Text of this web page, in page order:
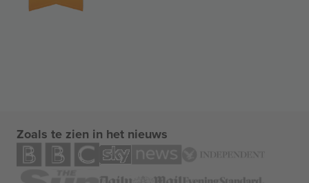
Zoals te zien in het nieuws